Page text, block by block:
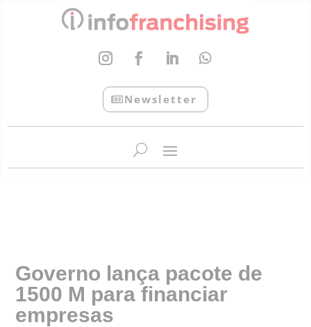
Newsletter
Governo lança pacote de
1500 M para financiar
empresas